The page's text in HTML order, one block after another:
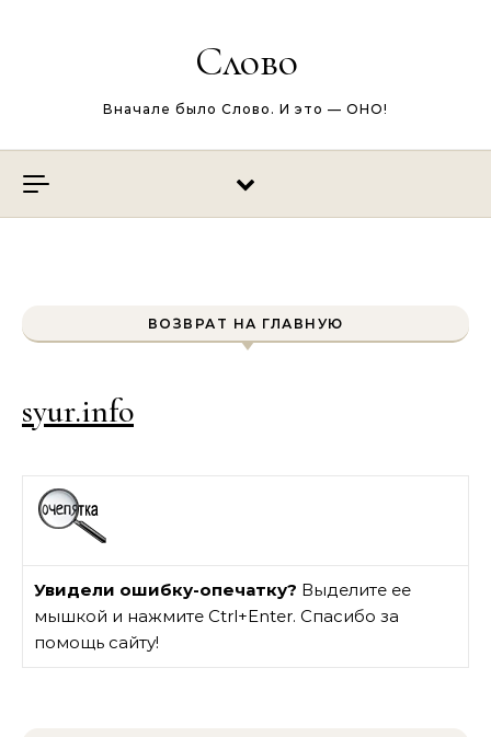
Слово
Вначале было Слово. И это — ОНО!
ВОЗВРАТ НА ГЛАВНУЮ
syur.info
Увидели ошибку-опечатку? Выделите ее
мышкой и нажмите Ctrl+Enter. Спасибо за
помощь сайту!